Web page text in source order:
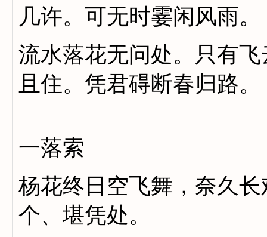
几许。可无时霎闲风雨。
流水落花无问处。只有
且住。凭君碍断春归路。
一落索
杨花终日空飞舞，奈久
个、堪凭处。